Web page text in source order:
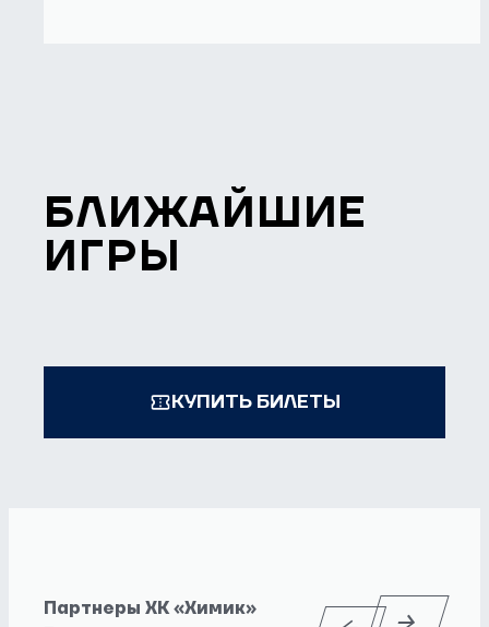
БЛИЖАЙШИЕ
ИГРЫ
КУПИТЬ БИЛЕТЫ
Партнеры ХК «Химик»